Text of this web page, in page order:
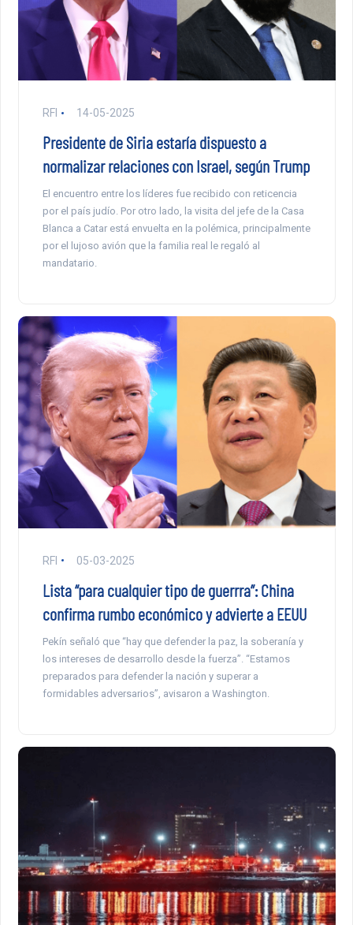
RFI 14-05-2025
Presidente de Siria estaría dispuesto a
normalizar relaciones con Israel, según Trump
El encuentro entre los líderes fue recibido con reticencia
por el país judío. Por otro lado, la visita del jefe de la Casa
Blanca a Catar está envuelta en la polémica, principalmente
por el lujoso avión que la familia real le regaló al
mandatario.
RFI 05-03-2025
Lista “para cualquier tipo de guerrra”: China
confirma rumbo económico y advierte a EEUU
Pekín señaló que “hay que defender la paz, la soberanía y
los intereses de desarrollo desde la fuerza”. “Estamos
preparados para defender la nación y superar a
formidables adversarios”, avisaron a Washington.